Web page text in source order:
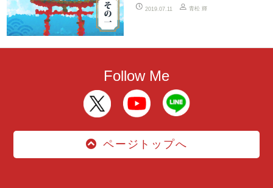
2019.07.11 青松 輝
Follow Me
ページトップへ